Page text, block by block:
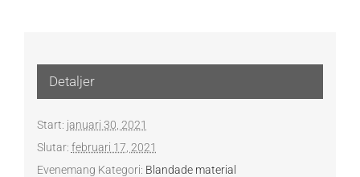
Detaljer
Start: januari 30, 2021
Slutar: februari 17, 2021
Evenemang Kategori: Blandade material